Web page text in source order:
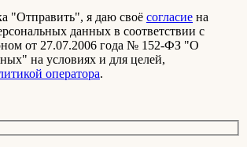
"Отправить", я даю своё согласие на
данных в соответствии с
от 27.07.2006 года № 152-ФЗ "О
на условиях и для целей,
оператора.